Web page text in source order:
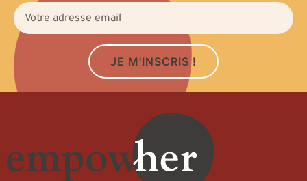
JE M'INSCRIS !